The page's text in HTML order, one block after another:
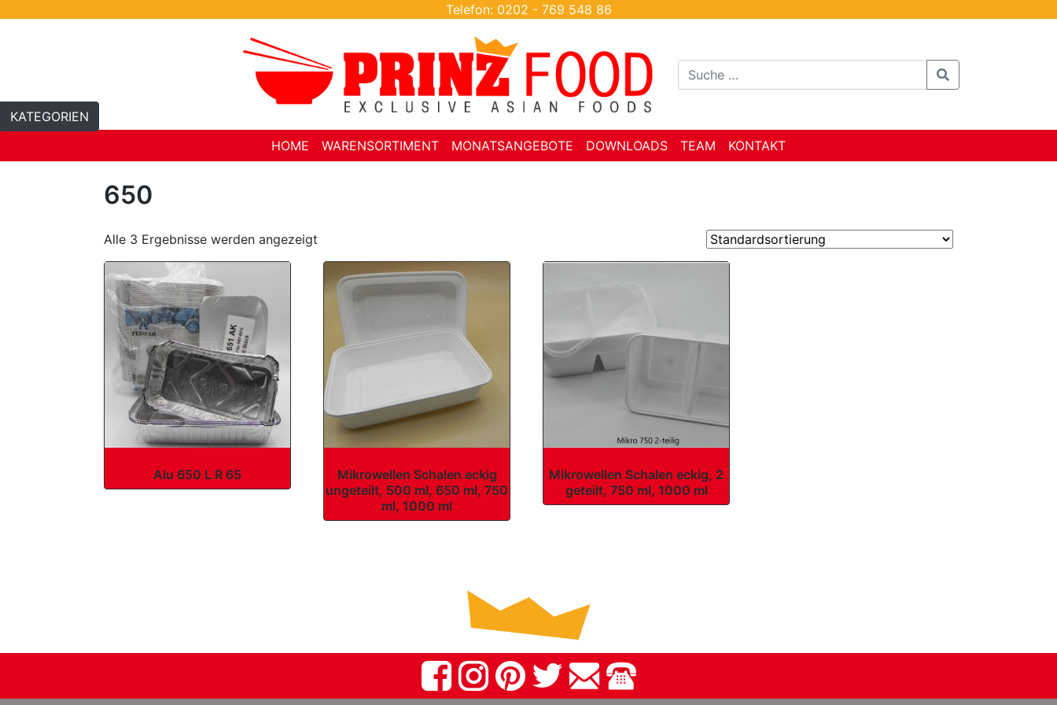
Telefon: 0202 - 769 548 86
HOME WARENSORTIMENT MONATSANGEBOTE DOWNLOADS TEAM KONTAKT
KATEGORIEN
650
Alle 3 Ergebnisse werden angezeigt
Alu 650 L R 65
Mikrowellen Schalen eckig
ungeteilt, 500 ml, 650 ml, 750
ml, 1000 ml
Mikrowellen Schalen eckig, 2
geteilt, 750 ml, 1000 ml